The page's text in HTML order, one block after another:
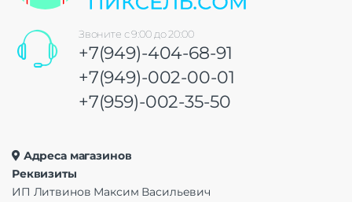
Звоните с 9:00 до 20:00
+7(949)-404-68-91
+7(949)-002-00-01
+7(959)-002-35-50
Адреса магазинов
Реквизиты
ИП Литвинов Максим Васильевич